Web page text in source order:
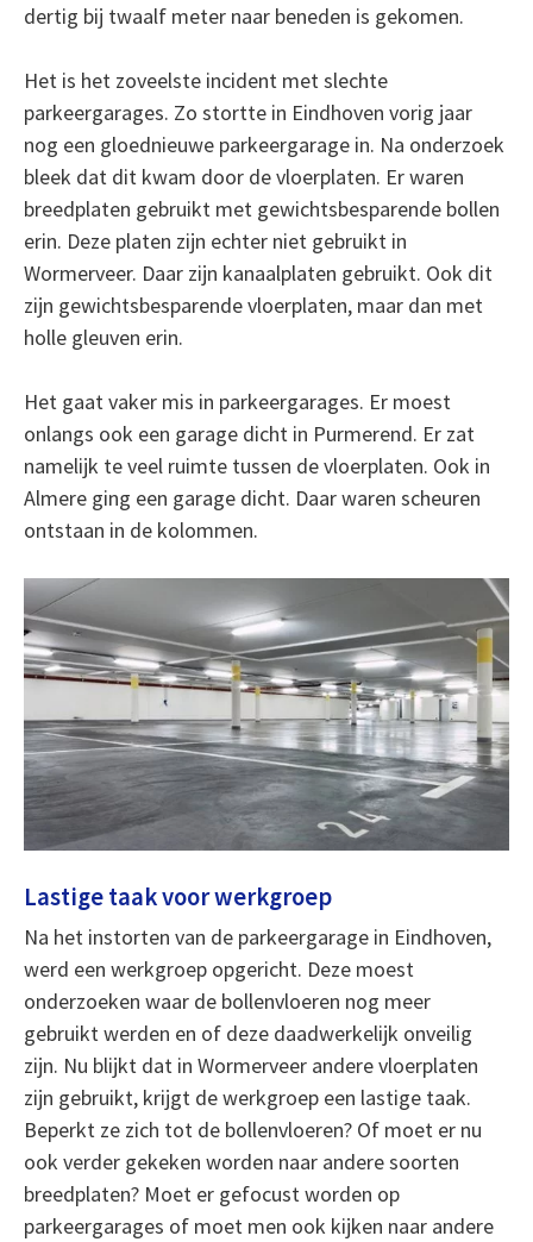
dertig bij twaalf meter naar beneden is gekomen.
Het is het zoveelste incident met slechte
parkeergarages. Zo stortte in Eindhoven vorig jaar
nog een gloednieuwe parkeergarage in. Na onderzoek
bleek dat dit kwam door de vloerplaten. Er waren
breedplaten gebruikt met gewichtsbesparende bollen
erin. Deze platen zijn echter niet gebruikt in
Wormerveer. Daar zijn kanaalplaten gebruikt. Ook dit
zijn gewichtsbesparende vloerplaten, maar dan met
holle gleuven erin.
Het gaat vaker mis in parkeergarages. Er moest
onlangs ook een garage dicht in Purmerend. Er zat
namelijk te veel ruimte tussen de vloerplaten. Ook in
Almere ging een garage dicht. Daar waren scheuren
ontstaan in de kolommen.
Lastige taak voor werkgroep
Na het instorten van de parkeergarage in Eindhoven,
werd een werkgroep opgericht. Deze moest
onderzoeken waar de bollenvloeren nog meer
gebruikt werden en of deze daadwerkelijk onveilig
zijn. Nu blijkt dat in Wormerveer andere vloerplaten
zijn gebruikt, krijgt de werkgroep een lastige taak.
Beperkt ze zich tot de bollenvloeren? Of moet er nu
ook verder gekeken worden naar andere soorten
breedplaten? Moet er gefocust worden op
parkeergarages of moet men ook kijken naar andere